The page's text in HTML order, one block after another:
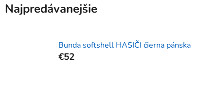
Najpredávanejšie
Bunda softshell HASIČI čierna pánska
€52